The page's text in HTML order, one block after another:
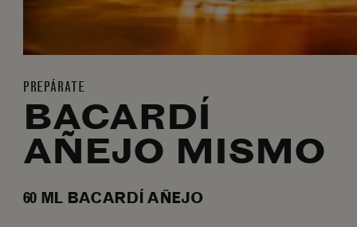
PREPÁRATE
BACARDÍ
AÑEJO MISMO
60 ML BACARDÍ AÑEJO